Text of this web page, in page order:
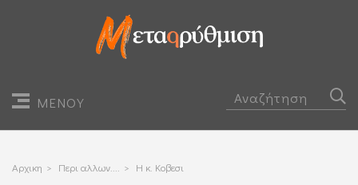
ΜΕΝΟΥ
Αρχικη > Περι αλλων.... > Η κ. Κοβεσι